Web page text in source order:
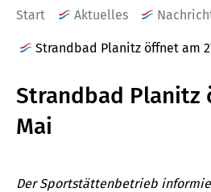
Start Aktuelles
Strandbad Planitz öffnet am
Strandbad Planitz
Mai
Der Sportstättenbetrieb